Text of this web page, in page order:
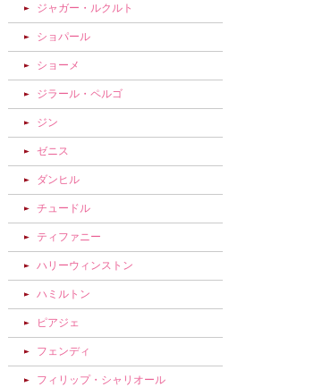
ジャガー・ルクルト
ショパール
ショーメ
ジラール・ペルゴ
ジン
ゼニス
ダンヒル
チュードル
ティファニー
ハリーウィンストン
ハミルトン
ピアジェ
フェンディ
フィリップ・シャリオール